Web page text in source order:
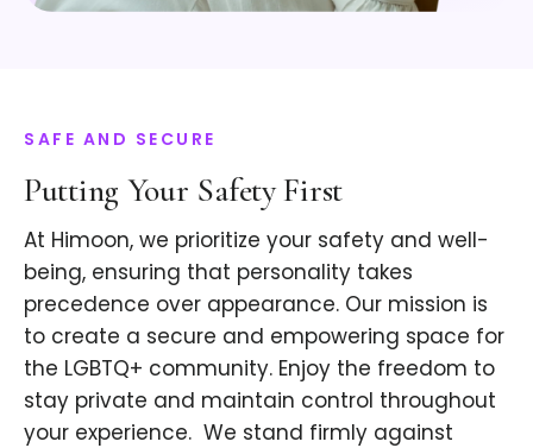
SAFE AND SECURE
Putting Your Safety First
At Himoon, we prioritize your safety and well-
being, ensuring that personality takes
precedence over appearance. Our mission is
to create a secure and empowering space for
the LGBTQ+ community. Enjoy the freedom to
stay private and maintain control throughout
your experience. ​ We stand firmly against